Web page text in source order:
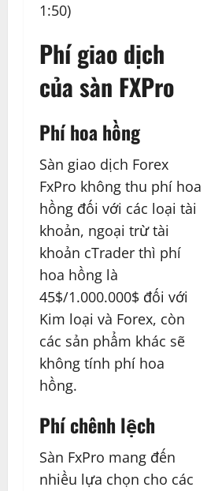
1:50)
Phí giao dịch
của sàn FXPro
Phí hoa hồng
Sàn giao dịch Forex
FxPro không thu phí hoa
hồng đối với các loại tài
khoản, ngoại trừ tài
khoản cTrader thì phí
hoa hồng là
45$/1.000.000$ đối với
Kim loại và Forex, còn
các sản phẩm khác sẽ
không tính phí hoa
hồng.
Phí chênh lệch
Sàn FxPro mang đến
nhiều lựa chọn cho các